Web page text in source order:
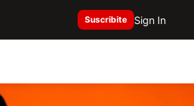
Suscribite Sign In